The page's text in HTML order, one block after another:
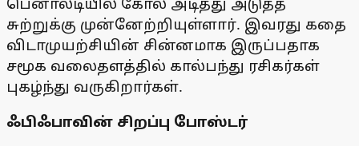
சுற்றுக்கு முன்னேற்றியுள்ளார். இவரது கதை
விடாமுயற்சியின் சின்னமாக இருப்பதாக
சமூக வலைதளத்தில் கால்பந்து ரசிகர்கள்
புகழ்ந்து வருகிறார்கள்.
ஃபிஃபாவின் சிறப்பு போஸ்டர்